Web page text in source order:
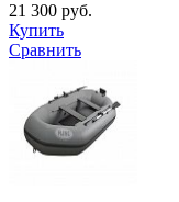
21 300 руб.
Купить
Сравнить